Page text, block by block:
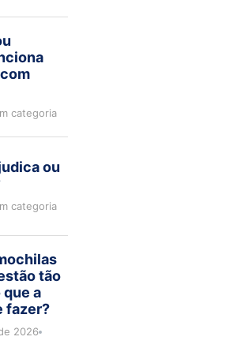
categoria
ou
categoria
tão
que a
fazer?
2026